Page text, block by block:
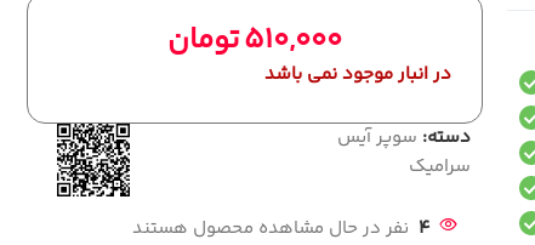
510,000تومان
در انبار موجود نمی باشد
دسته: سوپر آیس
سرامیک
4 نفر در حال مشاهده محصول هستند